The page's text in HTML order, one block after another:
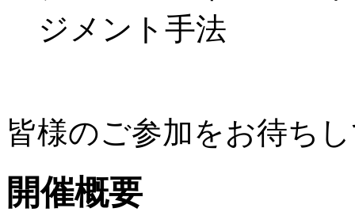
ジメント手法
皆様のご参加をお待ち
開催概要